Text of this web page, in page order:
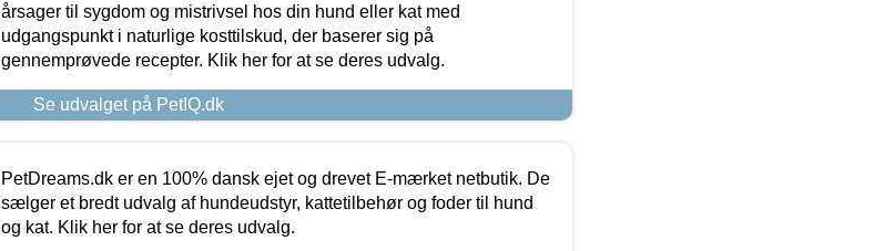
årsager til sygdom og mistrivsel hos din hund eller kat med
udgangspunkt i naturlige kosttilskud, der baserer sig på
gennemprøvede recepter. Klik her for at se deres udvalg.
Se udvalget på PetIQ.dk
PetDreams.dk er en 100% dansk ejet og drevet E-mærket netbutik. De
sælger et bredt udvalg af hundeudstyr, kattetilbehør og foder til hund
og kat. Klik her for at se deres udvalg.